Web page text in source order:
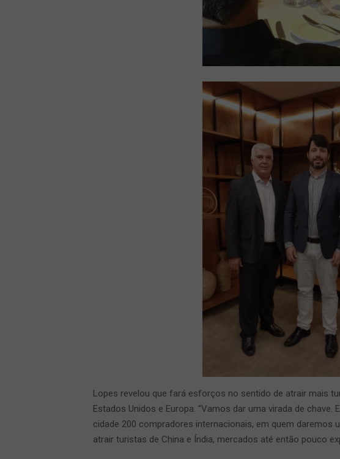
Lopes revelou que fará esforços no sentido de atrair mais
Estados Unidos e Europa. “Vamos dar uma virada de
cidade 200 compradores internacionais, em quem daremos
atrair turistas de China e Índia, mercados até então pouco